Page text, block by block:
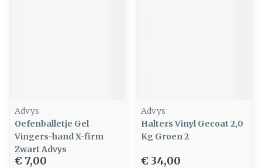
Advys
Oefenballetje Gel
Vingers-hand X-firm
Zwart Advys
€ 7,00
Advys
Halters Vinyl Gecoat 2,0
Kg Groen 2
€ 34,00